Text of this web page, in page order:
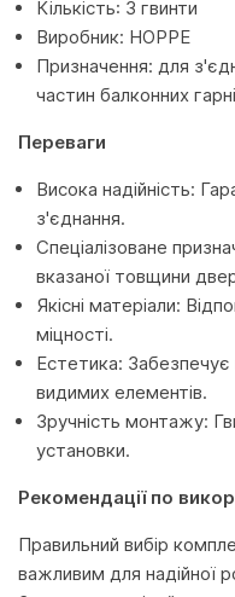
Кількість: 3 гвинти
Виробник: HOPPE
Призначення: для
частин балконних
Переваги
Висока надійність:
з'єднання.
Спеціалізоване
вказаної товщини
Якісні матеріали:
міцності.
Естетика: Забезпечує
видимих елементів.
Зручність монтажу:
установки.
Рекомендації по
Правильний вибір
важливим для надійної